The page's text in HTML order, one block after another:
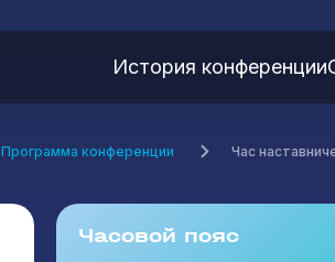
История конференции
Программа конференции Час
Часовой пояс